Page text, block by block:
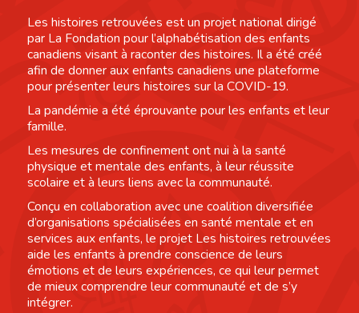
Les histoires retrouvées est un projet national dirigé
par La Fondation pour l’alphabétisation des enfants
canadiens visant à raconter des histoires. Il a été créé
afin de donner aux enfants canadiens une plateforme
pour présenter leurs histoires sur la COVID-19.
La pandémie a été éprouvante pour les enfants et leur
famille.
Les mesures de confinement ont nui à la santé
physique et mentale des enfants, à leur réussite
scolaire et à leurs liens avec la communauté.
Conçu en collaboration avec une coalition diversifiée
d’organisations spécialisées en santé mentale et en
services aux enfants, le projet Les histoires retrouvées
aide les enfants à prendre conscience de leurs
émotions et de leurs expériences, ce qui leur permet
de mieux comprendre leur communauté et de s’y
intégrer.